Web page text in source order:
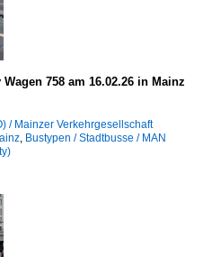
758 am 16.02.26 in Mainz
/ Mainzer Verkehrgesellschaft
, Bustypen / Stadtbusse / MAN